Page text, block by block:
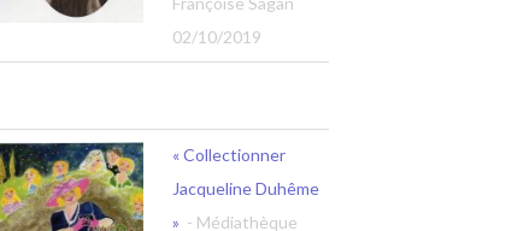
02/10/2019
« Collectionner
Jacqueline Duhême
» - Médiathèque